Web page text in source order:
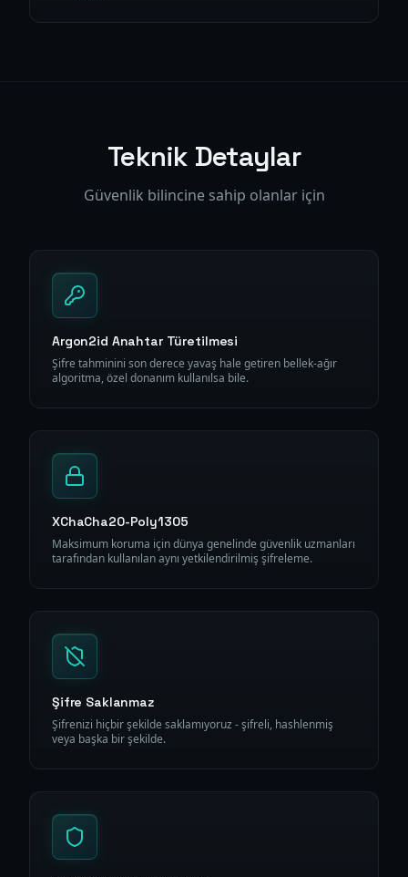
Teknik Detaylar
Güvenlik bilincine sahip olanlar için
Argon2id Anahtar Türetilmesi
Şifre tahminini son derece yavaş hale getiren bellek-ağır
algoritma, özel donanım kullanılsa bile.
XChaCha20-Poly1305
Maksimum koruma için dünya genelinde güvenlik uzmanları
tarafından kullanılan aynı yetkilendirilmiş şifreleme.
Şifre Saklanmaz
Şifrenizi hiçbir şekilde saklamıyoruz - şifreli, hashlenmiş
veya başka bir şekilde.